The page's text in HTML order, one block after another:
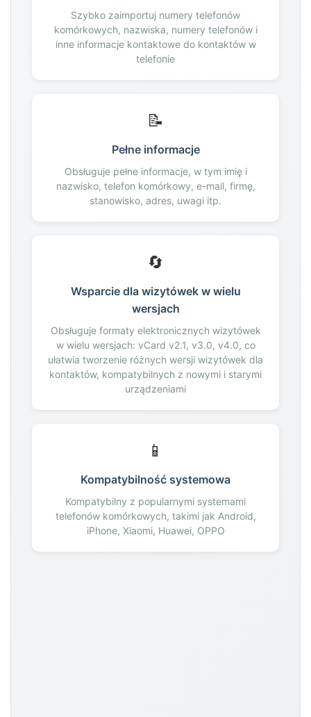
Szybko zaimportuj numery telefonów
komórkowych, nazwiska, numery telefonów i
inne informacje kontaktowe do kontaktów w
telefonie
📝
Pełne informacje
Obsługuje pełne informacje, w tym imię i
nazwisko, telefon komórkowy, e-mail, firmę,
stanowisko, adres, uwagi itp.
🔄
Wsparcie dla wizytówek w wielu
wersjach
Obsługuje formaty elektronicznych wizytówek
w wielu wersjach: vCard v2.1, v3.0, v4.0, co
ułatwia tworzenie różnych wersji wizytówek dla
kontaktów, kompatybilnych z nowymi i starymi
urządzeniami
📱
Kompatybilność systemowa
Kompatybilny z popularnymi systemami
telefonów komórkowych, takimi jak Android,
iPhone, Xiaomi, Huawei, OPPO